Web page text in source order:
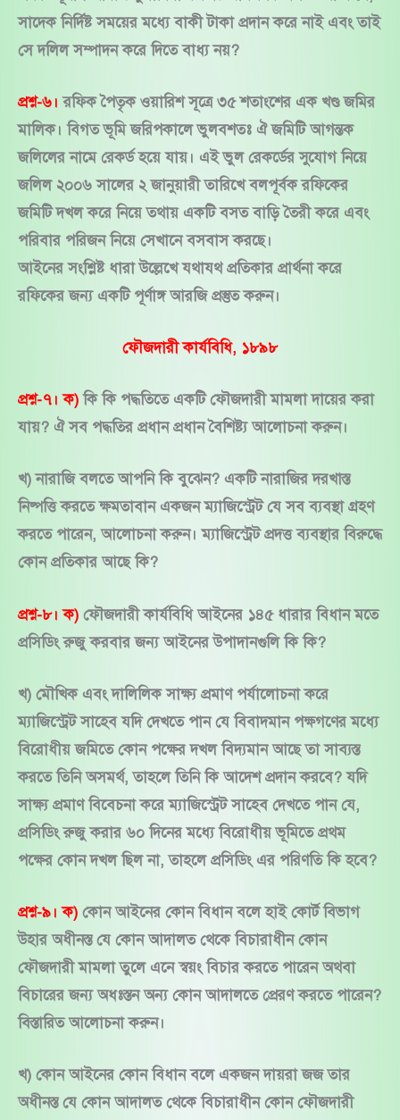
সাদেক নির্দিষ্ট সময়ের মধ্যে বাকী টাকা প্রদান করে নাই এবং তাই
সে দলিল সম্পাদন করে দিতে বাধ্য নয়?
প্রশ্ন-৬। রফিক পৈতৃক ওয়ারিশ সূত্রে ৩৫ শতাংশের এক খণ্ড জমির
মালিক। বিগত ভূমি জরিপকালে ভুলবশতঃ ঐ জমিটি আগন্তক
জলিলের নামে রেকর্ড হয়ে যায়। এই ভুল রেকর্ডের সুযোগ নিয়ে
জলিল ২০০৬ সালের ২ জানুয়ারী তারিখে বলপূর্বক রফিকের
জমিটি দখল করে নিয়ে তথায় একটি বসত বাড়ি তৈরী করে এবং
পরিবার পরিজন নিয়ে সেখানে বসবাস করছে।
আইনের সংশ্লিষ্ট ধারা উল্লেখে যথাযথ প্রতিকার প্রার্থনা করে
রফিকের জন্য একটি পূর্ণাঙ্গ আরজি প্রস্তুত করুন।
ফৌজদারী কার্যবিধি, ১৮৯৮
প্রশ্ন-৭। ক)কি কি পদ্ধতিতে একটি ফৌজদারী মামলা দায়ের করা
যায়? ঐ সব পদ্ধতির প্রধান প্রধান বৈশিষ্ট্য আলোচনা করুন।
খ) নারাজি বলতে আপনি কি বুঝেন? একটি নারাজির দরখাস্ত
নিষ্পত্তি করতে ক্ষমতাবান একজন ম্যাজিস্ট্রেট যে সব ব্যবস্থা গ্রহণ
করতে পারেন, আলোচনা করুন। ম্যাজিস্ট্রেট প্রদত্ত ব্যবস্থার বিরুদ্ধে
কোন প্রতিকার আছে কি?
প্রশ্ন-৮। ক) ফৌজদারী কার্যবিধি আইনের ১৪৫ ধারার বিধান মতে
প্রসিডিং রুজু করবার জন্য আইনের উপাদানগুলি কি কি?
খ) মৌখিক এবং দালিলিক সাক্ষ্য প্রমাণ পর্যালোচনা করে
ম্যাজিস্ট্রেট সাহেব যদি দেখতে পান যে বিবাদমান পক্ষগণের মধ্যে
বিরোধীয় জমিতে কোন পক্ষের দখল বিদ্যমান আছে তা সাব্যস্ত
করতে তিনি অসমর্থ, তাহলে তিনি কি আদেশ প্রদান করবে? যদি
সাক্ষ্য প্রমাণ বিবেচনা করে ম্যাজিস্ট্রেট সাহেব দেখতে পান যে,
প্রসিডিং রুজু করার ৬০ দিনের মধ্যে বিরোধীয় ভূমিতে প্রথম
পক্ষের কোন দখল ছিল না, তাহলে প্রসিডিং এর পরিণতি কি হবে?
প্রশ্ন-৯। ক) কোন আইনের কোন বিধান বলে হাই কোর্ট বিভাগ
উহার অধীনস্ত যে কোন আদালত থেকে বিচারাধীন কোন
ফৌজদারী মামলা তুলে এনে স্বয়ং বিচার করতে পারেন অথবা
বিচারের জন্য অধঃস্তন অন্য কোন আদালতে প্রেরণ করতে পারেন?
বিস্তারিত আলোচনা করুন।
খ) কোন আইনের কোন বিধান বলে একজন দায়রা জজ তার
অধীনস্ত যে কোন আদালত থেকে বিচারাধীন কোন ফৌজদারী